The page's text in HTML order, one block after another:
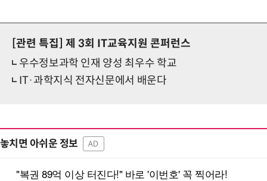
[관련 특집] 제 3회 IT교육지원 콘퍼런스
우수정보과학 인재 양성 최우수 학교
IT·과학지식 전자신문에서 배운다
놓치면 아쉬운 정보 AD